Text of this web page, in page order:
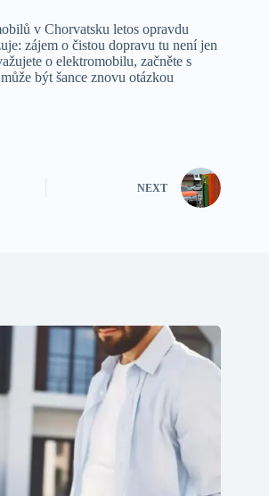
v Chorvatsku letos opravdu
zájem o čistou dopravu tu není jen
o elektromobilu, začněte s
být šance znovu otázkou
NEXT